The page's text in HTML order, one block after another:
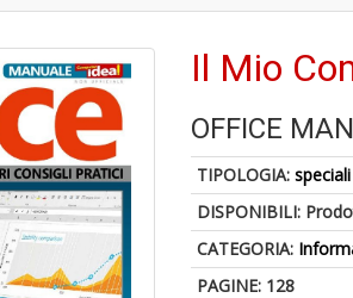
Il Mio
OFFICE
TIPOLOGIA:speciali
DISPONIBILI:
CATEGORIA:
PAGINE: 128